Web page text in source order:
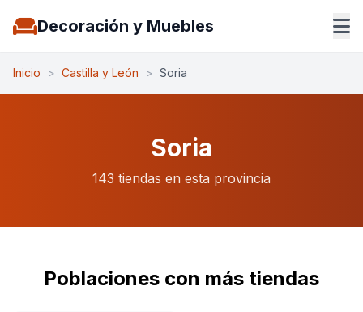
Decoración y Muebles
Inicio > Castilla y León > Soria
Soria
143 tiendas en esta provincia
Poblaciones con más tiendas